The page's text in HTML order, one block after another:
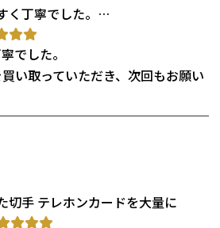
く丁寧でした。
スを買い取っていただき、次回もお
でした。
い取っていただき、次回もお願い
切手 テレホンカードを大量に持っ